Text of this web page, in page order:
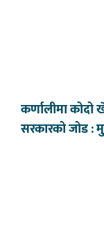
कर्णालीमा कोदो
सरकारको जोड :